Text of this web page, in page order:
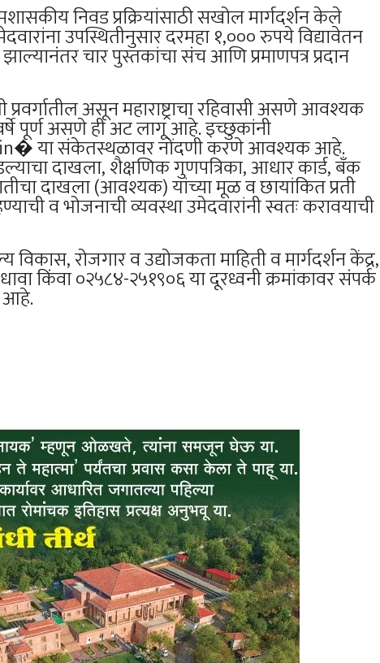
निवड प्रक्रियांसाठी सखोल मार्गदर्शन केले
उपस्थितीनुसार दरमहा १,००० रुपये विद्यावेतन
चार पुस्तकांचा संच आणि प्रमाणपत्र प्रदान
असून महाराष्ट्राचा रहिवासी असणे आवश्यक
पूर्ण असणे ही अट लागू आहे. इच्छुकांनी
या संकेतस्थळावर नोंदणी करणे आवश्यक आहे.
दाखला, शैक्षणिक गुणपत्रिका, आधार कार्ड, बँक
दाखला (आवश्यक) यांच्या मूळ व छायांकित प्रती
व भोजनाची व्यवस्था उमेदवारांनी स्वतः करावयाची
रोजगार व उद्योजकता माहिती व मार्गदर्शन केंद्र,
किंवा ०२५८४-२५१९०६ या दूरध्वनी क्रमांकावर संपर्क
आहे.